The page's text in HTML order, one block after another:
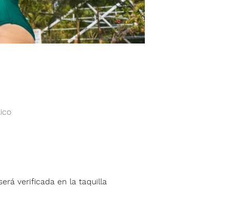
verificada en la taquilla